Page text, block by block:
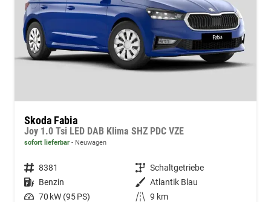
Skoda Fabia
Joy 1.0 Tsi LED DAB Klima SHZ PDC VZE
sofort lieferbar Neuwagen
Fahrzeugnr. 8381 Getriebe Schaltgetriebe
Kraftstoff Benzin Außenfarbe Atlantik Blau
Leistung 70 kW (95 PS) Kilometerstand 9 km